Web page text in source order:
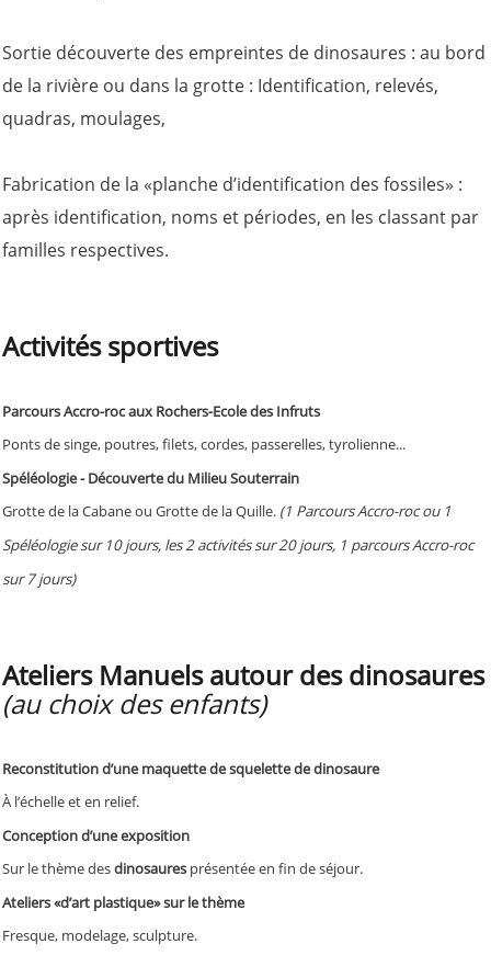
Sortie découverte des empreintes de dinosaures : au bord
de la rivière ou dans la grotte : Identification, relevés,
quadras, moulages,
Fabrication de la «planche d’identification des fossiles» :
après identification, noms et périodes, en les classant par
familles respectives.
Activités sportives
Parcours Accro-roc aux Rochers-Ecole des Infruts
Ponts de singe, poutres, filets, cordes, passerelles, tyrolienne...
Spéléologie - Découverte du Milieu Souterrain
Grotte de la Cabane ou Grotte de la Quille. (1 Parcours Accro-roc ou 1
Spéléologie sur 10 jours, les 2 activités sur 20 jours, 1 parcours Accro-roc
sur 7 jours)
Ateliers Manuels autour des dinosaures
(au choix des enfants)
Reconstitution d’une maquette de squelette de dinosaure
À l’échelle et en relief.
Conception d’une exposition
Sur le thème desdinosaures présentée en fin de séjour.
Ateliers «d’art plastique» sur le thème
Fresque, modelage, sculpture.